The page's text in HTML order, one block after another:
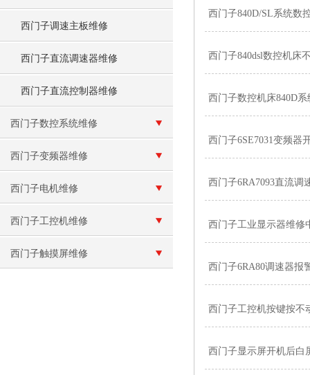
西门子调速主板维修
西门子直流调速器维修
西门子直流控制器维修
西门子数控系统维修
西门子变频器维修
西门子电机维修
西门子工控机维修
西门子触摸屏维修
西门子840D/SL系统数
西门子840dsl数控机床
西门子数控机床840D系
西门子6SE7031变频器
西门子6RA7093直流调
西门子工业显示器维修
西门子6RA80调速器报
西门子工控机按键按不
西门子显示屏开机后白